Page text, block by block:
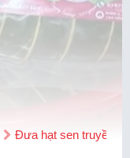
Đưa hạt sen truyền